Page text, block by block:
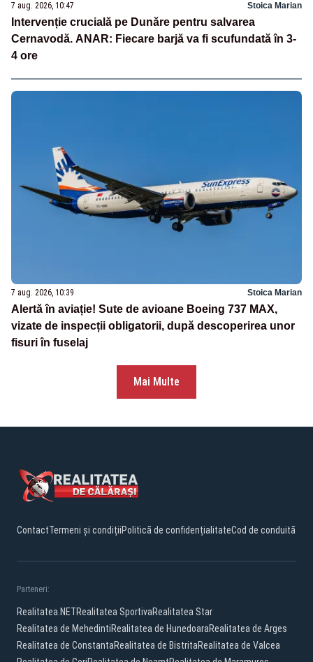
7 aug. 2026, 10:47 Stoica Marian
Intervenție crucială pe Dunăre pentru salvarea
Cernavodă. ANAR: Fiecare barjă va fi scufundată în 3-
4 ore
7 aug. 2026, 10:39 Stoica Marian
Alertă în aviație! Sute de avioane Boeing 737 MAX,
vizate de inspecții obligatorii, după descoperirea unor
fisuri în fuselaj
Mai Multe
ContactTermeni și condițiiPolitică de confidențialitateCod de conduită
Parteneri:
Realitatea.NETRealitatea SportivaRealitatea Star
Realitatea de MehedintiRealitatea de HunedoaraRealitatea de Arges
Realitatea de ConstantaRealitatea de BistritaRealitatea de Valcea